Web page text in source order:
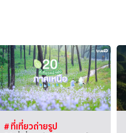
# ที่เที่ยวถ่ายรูป